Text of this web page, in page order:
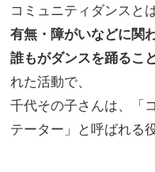
コミュニティダンスとは
有無・障がいなどに関
誰もがダンスを踊るこ
れた活動で、
千代その子さんは、「
テーター」と呼ばれる